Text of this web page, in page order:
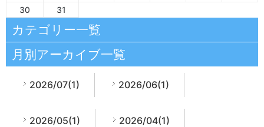
30
31
カテゴリー一覧
月別アーカイブ一覧
2026/07(1) 2026/06(1)
2026/05(1) 2026/04(1)